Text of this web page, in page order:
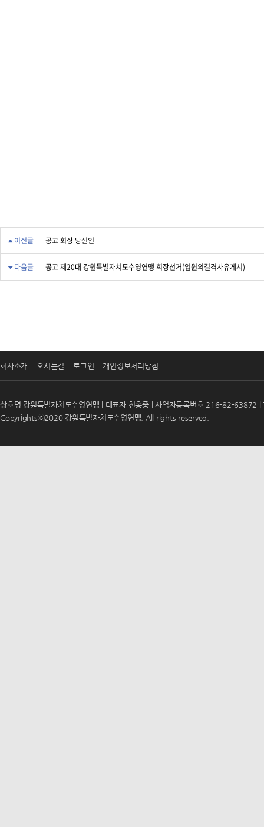
이전글 공고 회장 당선인
다음글 공고 제20대 강원특별자치도수영연맹 회장선거(임원의결격사유게시)
회사소개 오시는길 로그인 개인정보처리방침
상호명 강원특별자치도수영연맹 | 대표자 천홍중 | 사업자등록번호 216-82-
Copyrightsⓒ2020 강원특별자치도수영연맹. All rights reserved.